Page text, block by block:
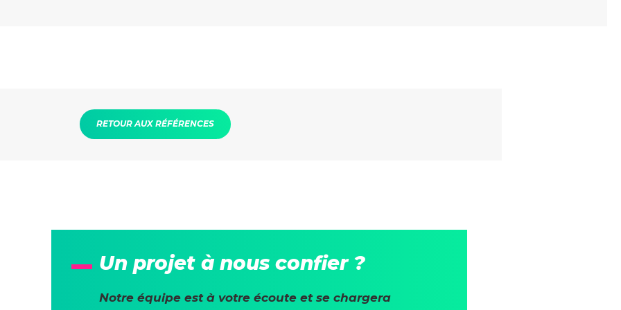
RETOUR AUX RÉFÉRENCES
Un projet à nous confier ?
Notre équipe est à votre écoute et se chargera